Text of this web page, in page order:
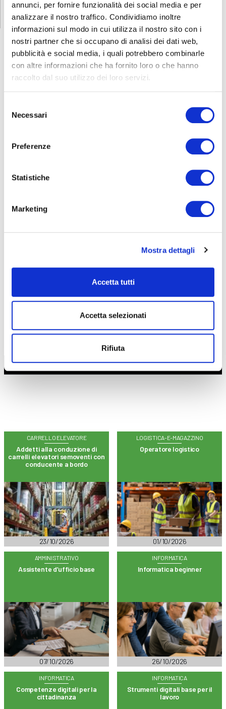
annunci, per fornire funzionalità dei social media e per
analizzare il nostro traffico. Condividiamo inoltre
informazioni sul modo in cui utilizza il nostro sito con i
nostri partner che si occupano di analisi dei dati web,
pubblicità e social media, i quali potrebbero combinarle
con altre informazioni che ha fornito loro o che hanno
raccolto dal suo utilizzo dei loro servizi.
delNecessari
Preferenze
Statistiche
Marketing
Mostra dettagli
Accetta tutti
Accetta selezionati
Rifiuta
FORMAZIONE
Seleziona e filtra per:
ADULTI
AZIENDE
SICUREZZA
Seleziona e filtra per:
CORSIONLINE
CALENDARIO
Trova il tuo corso
CARRELLO ELEVATORE
Addetti alla conduzione di
carrelli elevatori semoventi con
conducente a bordo
23/10/2026
LOGISTICA-E-MAGAZZINO
Operatore logistico
01/10/2026
AMMINISTRATIVO
Assistente d’ufficio base
07/10/2026
INFORMATICA
Informatica beginner
26/10/2026
INFORMATICA
Competenze digitali per la
cittadinanza
INFORMATICA
Strumenti digitali base per il
lavoro